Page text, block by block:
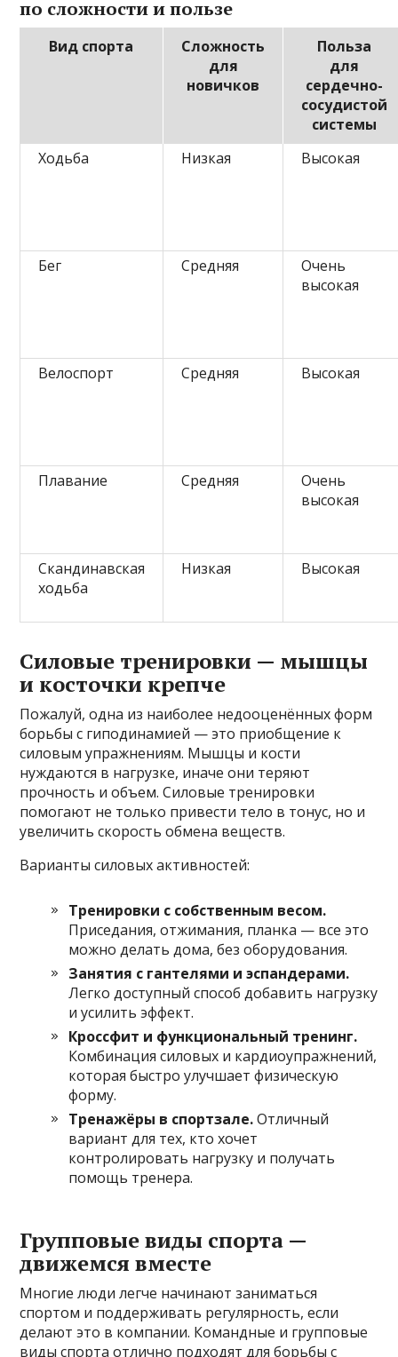
по сложности и пользе
Вид спорта
Сложность
для
новичков
Польза
для
сердечно-
сосудистой
системы
Ходьба
Низкая Высокая
Бег Средняя
Очень
высокая
Велоспорт Средняя Высокая
Плавание Средняя
Очень
высокая
Скандинавская
ходьба
Низкая Высокая
Силовые тренировки — мышцы
и косточки крепче
Пожалуй, одна из наиболее недооценённых форм
борьбы с гиподинамией — это приобщение к
силовым упражнениям. Мышцы и кости
нуждаются в нагрузке, иначе они теряют
прочность и объем. Силовые тренировки
помогают не только привести тело в тонус, но и
увеличить скорость обмена веществ.
Варианты силовых активностей:
Тренировки с собственным весом.
Приседания, отжимания, планка — все это
можно делать дома, без оборудования.
Занятия с гантелями и эспандерами.
Легко доступный способ добавить нагрузку
и усилить эффект.
Кроссфит и функциональный тренинг.
Комбинация силовых и кардиоупражнений,
которая быстро улучшает физическую
форму.
Тренажёры в спортзале.Отличный
вариант для тех, кто хочет
контролировать нагрузку и получать
помощь тренера.
Групповые виды спорта —
движемся вместе
Многие люди легче начинают заниматься
спортом и поддерживать регулярность, если
делают это в компании. Командные и групповые
виды спорта отлично подходят для борьбы с